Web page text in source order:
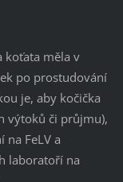
koťata měla v
po prostudování
je, aby kočička
výtoků či průjmu),
FeLV a
laboratoří na